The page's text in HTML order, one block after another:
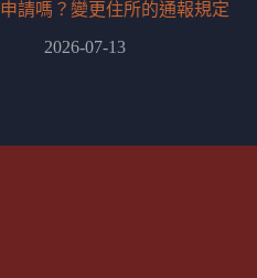
申請嗎？變更住所的通報規定
2026-07-13